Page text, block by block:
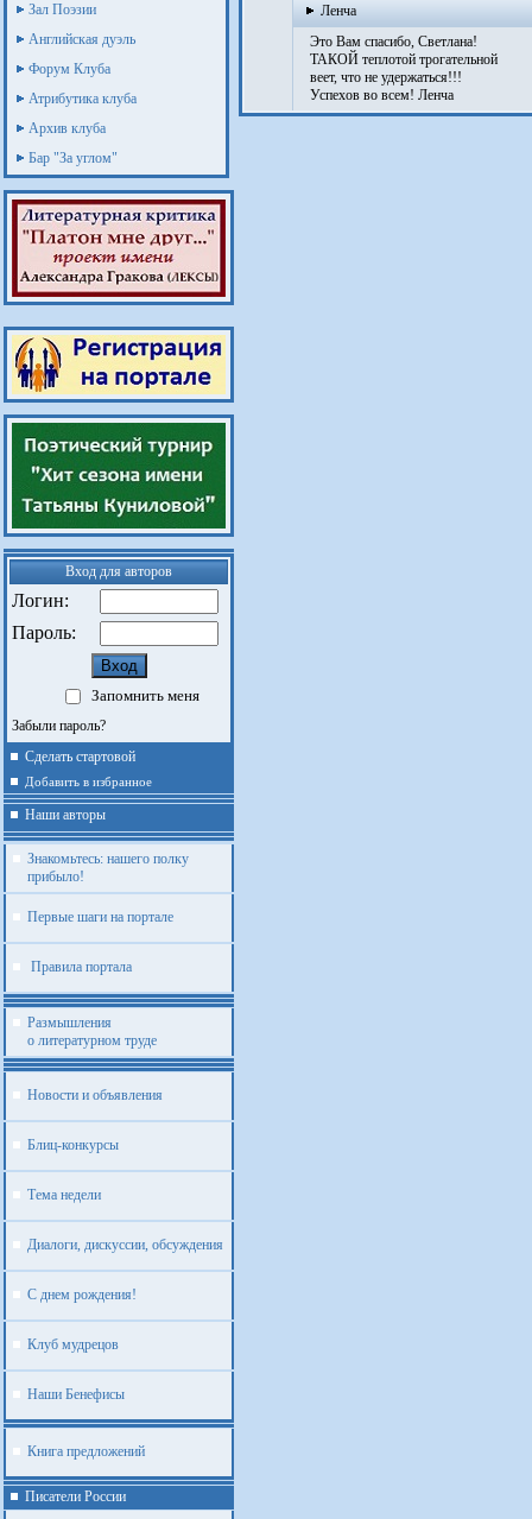
Зал Поэзии
Английская дуэль
Форум Клуба
Атрибутика клуба
Архив клуба
Бар "За углом"
Вход для авторов
Логин:
Пароль:
Запомнить меня
Забыли пароль?
Сделать стартовой
Добавить в избранное
Наши авторы
Знакомьтесь: нашего полку
прибыло!
Первые шаги на портале
Правила портала
Размышления
о литературном труде
Новости и объявления
Блиц-конкурсы
Тема недели
Диалоги, дискуссии, обсуждения
С днем рождения!
Клуб мудрецов
Наши Бенефисы
Книга предложений
Писатели России
Ленча
Это Вам спасибо, Светлана!
ТАКОЙ теплотой трогательной
веет, что не удержаться!!!
Успехов во всем! Ленча